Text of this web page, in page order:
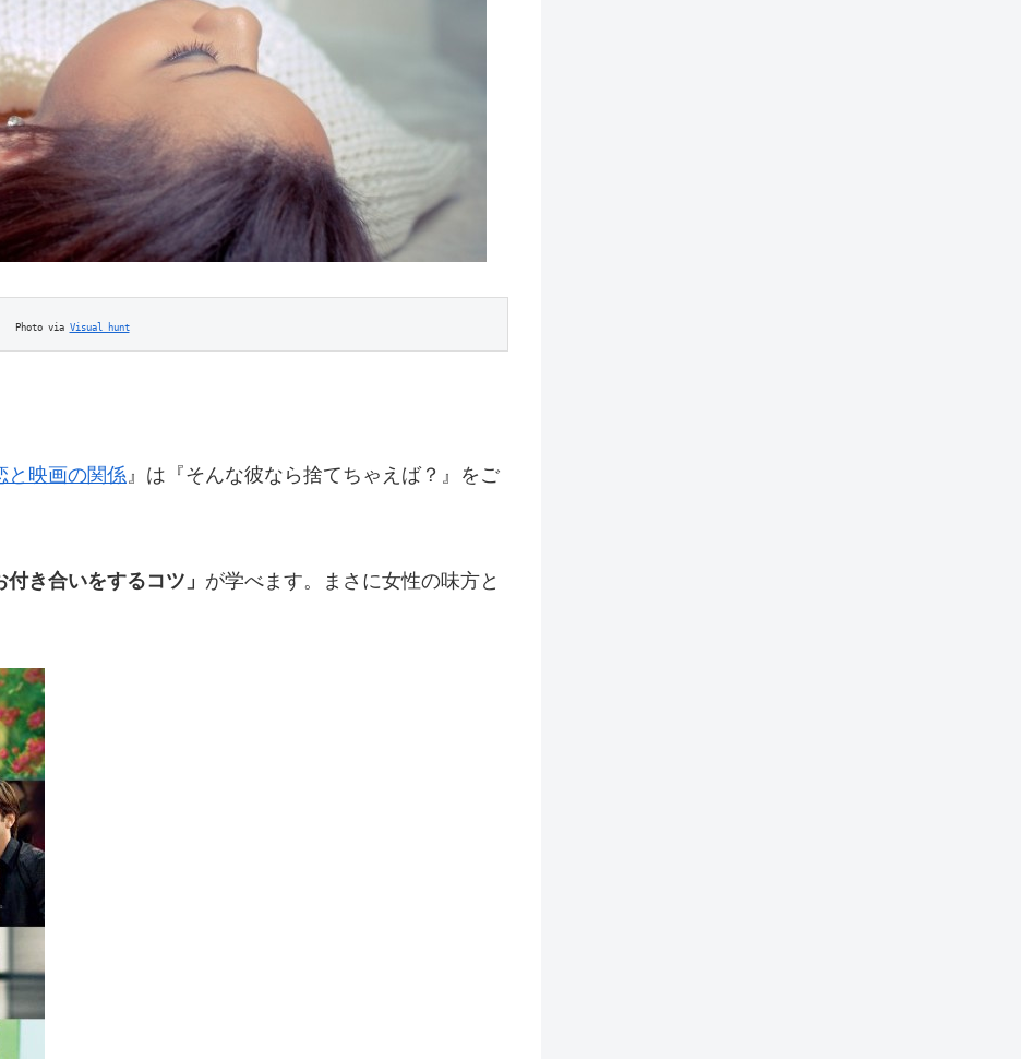
Photo via Visual hunt
と映画の関係』は『そんな彼なら捨てちゃえば？』をご
付き合いをするコツ」 が学べます。まさに女性の味方と